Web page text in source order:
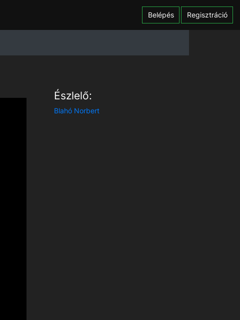
Belépés Regisztráció
Észlelő:
Blahó Norbert